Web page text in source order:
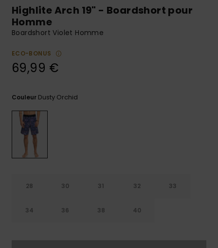
Démarrer
fréquentes
Highlite Arch 19" - Boardshort pour
Homme
Boardshort Violet Homme
ECO-BONUS
69,99 €
Couleur Dusty Orchid
28 30 31 32 33
34 36 38 40